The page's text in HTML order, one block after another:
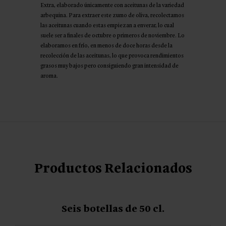
Extra, elaborado únicamente con aceitunas de la variedad
arbequina. Para extraer este zumo de oliva, recolectamos
las aceitunas cuando estas empiezan a enverar, lo cual
suele ser a finales de octubre o primeros de noviembre. Lo
elaboramos en frío, en menos de doce horas desde la
recolección de las aceitunas, lo que provoca rendimientos
grasos muy bajos pero consiguiendo gran intensidad de
aroma.
fluido al final.
Productos Relacionados
Seis botellas de 50 cl.